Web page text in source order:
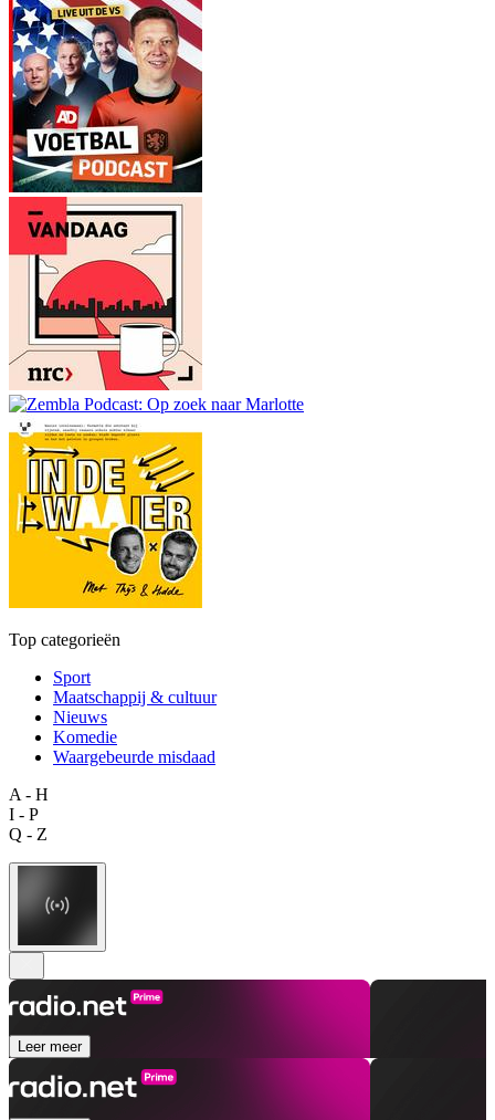
Top categorieën
Sport
Maatschappij & cultuur
Nieuws
Komedie
Waargebeurde misdaad
A - H
I - P
Q - Z
Leer meer